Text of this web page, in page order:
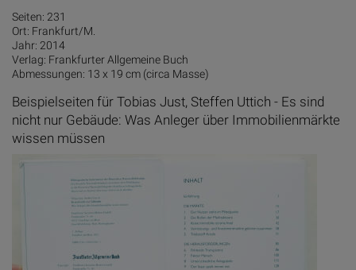
Seiten: 231
Ort: Frankfurt/M.
Jahr: 2014
Verlag: Frankfurter Allgemeine Buch
Abmessungen: 13 x 19 cm (circa Masse)
Beispielseiten für Tobias Just, Steffen Uttich - Es sind
nicht nur Gebäude: Was Anleger über Immobilienmärkte
wissen müssen